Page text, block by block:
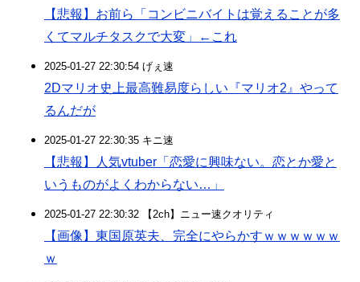
【悲報】お前ら「コンビニバイトは覚えることが多
くてマルチタスクで大変」←これ
2025-01-27 22:30:54 げぇ速
2Dマリオ史上最高難易度らしい『マリオ2』やって
るんだが
2025-01-27 22:30:35 キニ速
【悲報】人気vtuber「恋愛に興味ない。恋とか愛と
いうものがよくわからない…」
2025-01-27 22:30:32 【2ch】ニュー速クオリティ
【画像】東国原英夫、完全にやらかすｗｗｗｗｗｗ
ｗ